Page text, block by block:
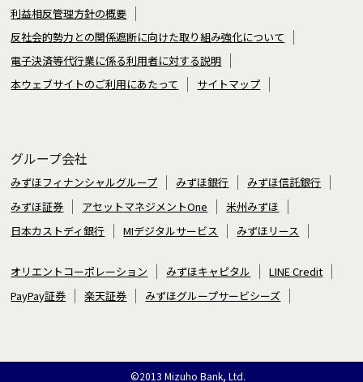
利益相反管理方針の概要
反社会的勢力との関係遮断に向けた取り組み強化について
電子決済等代行業に係る利用者に対する説明
本ウェブサイトのご利用にあたって
サイトマップ
グループ会社
みずほフィナンシャルグループ みずほ銀行
みずほ信託銀行
みずほ証券
アセットマネジメントOne
米州みずほ
日本カストディ銀行
MIデジタルサービス みずほリース
オリエントコーポレーション みずほキャピタル
LINE Credit
PayPay証券
楽天証券 みずほグループサービシーズ
©2013 Mizuho Bank, Ltd.